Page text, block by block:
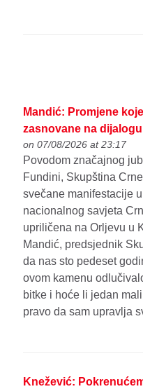
Mandić: Promjene
zasnovane na
on 07/08/2026 at 23:17
Povodom značajnog
Fundini, Skupština
svečane manifestacije
nacionalnog savjeta
upriličena na Orljevu u
Mandić, predsjednik
da nas sto pedeset
ovom kamenu
bitke i hoće li jedan
pravo da sam upravlja
Knežević: